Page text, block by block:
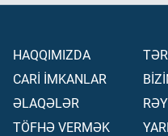
HAQQIMIZDA
CARİ İMKANLAR
ƏLAQƏLƏR
TÖFHƏ VERMƏK